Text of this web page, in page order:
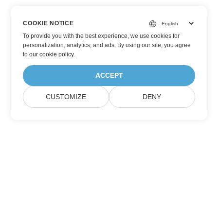
COOKIE NOTICE
To provide you with the best experience, we use cookies for
personalization, analytics, and ads. By using our site, you agree
toour cookie policy.
ACCEPT
CUSTOMIZE DENY